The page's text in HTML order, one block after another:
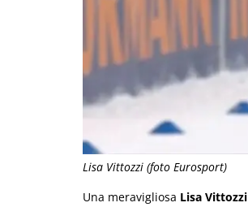
Lisa Vittozzi (foto Eurosport)
Una meravigliosa Lisa Vittozzi